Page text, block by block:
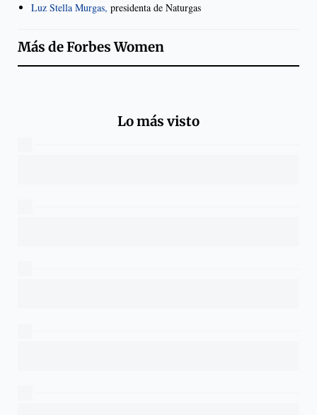
Luz Stella Murgas, presidenta de Naturgas
Más deForbes Women
Lo más visto